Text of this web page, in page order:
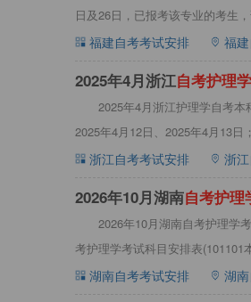
日及26日，已报考该专业的考生
福建自考考试安排 福
2025年4月浙江自考护理学
2025年4月浙江护理学自考
2025年4月12日、2025年4月13
浙江自考考试安排 浙
2026年10月湖南自考护理
2026年10月湖南自考护理学
考护理学考试科目安排表
湖南自考考试安排 湖